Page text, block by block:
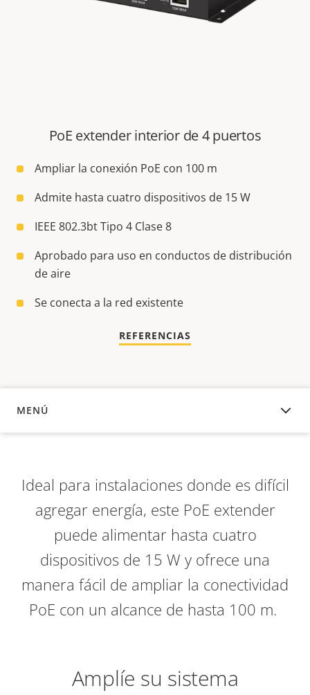
PoE extender interior de 4 puertos
Ampliar la conexión PoE con 100 m
Admite hasta cuatro dispositivos de 15 W
IEEE 802.3bt Tipo 4 Clase 8
Aprobado para uso en conductos de distribución
de aire
Se conecta a la red existente
REFERENCIAS
MENÚ
DESCRIPCIÓN
Ideal para instalaciones donde es difícil
agregar energía, este PoE extender
puede alimentar hasta cuatro
dispositivos de 15 W y ofrece una
manera fácil de ampliar la conectividad
PoE con un alcance de hasta 100 m.
Amplíe su sistema